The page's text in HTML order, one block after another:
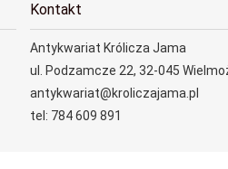
Kontakt
Antykwariat Królicza Jama
ul. Podzamcze 22, 32-045
antykwariat@kroliczajama.pl
tel: 784 609 891